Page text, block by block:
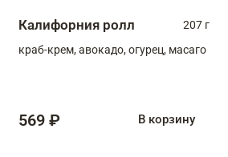
Калифорния ролл
207 г
краб-крем, авокадо, огурец, масаго
569 ₽ В корзину